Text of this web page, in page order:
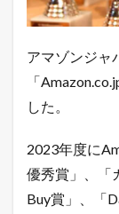
が
発
に
全
1
門
1
5
0
アマゾンジャ
「
した。
2023年度に
優秀賞」、「
Buy賞」、「